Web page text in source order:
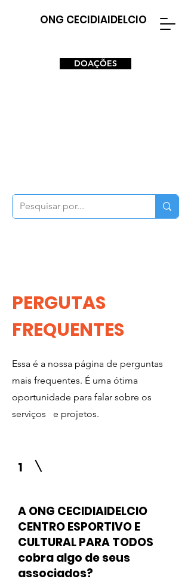
ONG CECIDIAIDELCIO
DOAÇÕES
PERGUTAS
FREQUENTES
Essa é a nossa página de perguntas
mais frequentes. É uma ótima
oportunidade para falar sobre os
serviços e projetos.
1
A ONG CECIDIAIDELCIO
CENTRO ESPORTIVO E
CULTURAL PARA TODOS
cobra algo de seus
associados?